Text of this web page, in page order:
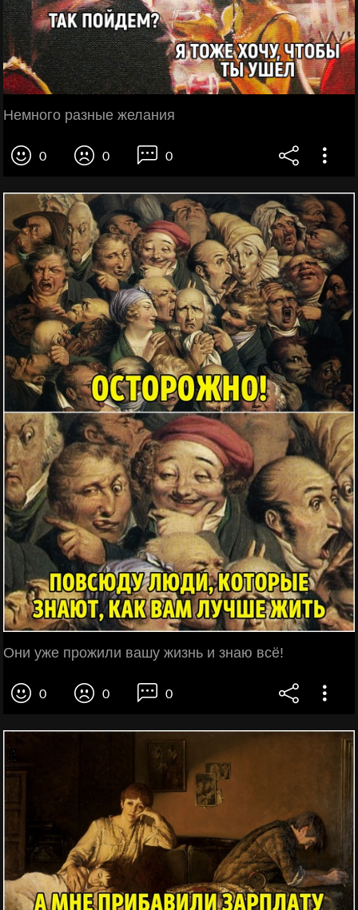
Немного разные желания
0 0 0
Они уже прожили вашу жизнь и знаю всё!
0 0 0